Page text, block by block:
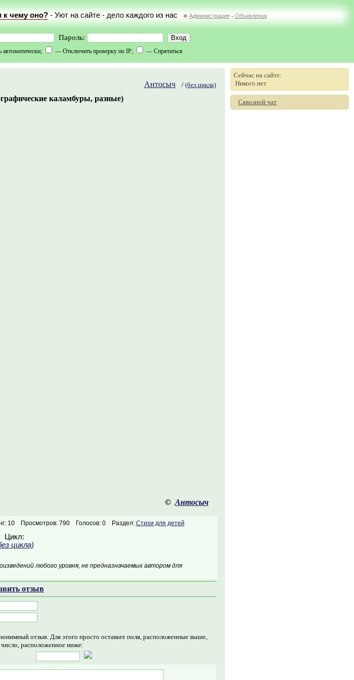
к чему оно?- Уют на сайте - дело каждого из нас Администрация // Объявления
Пароль:
— Отключить проверку по IP; — Спрятаться
Антосыч / (без цикла)
каламбуры, разные)
© Антосыч
10 Просмотров: 790 Голосов: 0 Раздел: Стихи для детей
Цикл:
цикла)
любого уровня, не предназначаемых автором для
отзыв
отзыв. Для этого просто оставьте поля, расположенные выше,
расположенное ниже:
Сейчас на сайте:
Никого нет
Сквозной чат